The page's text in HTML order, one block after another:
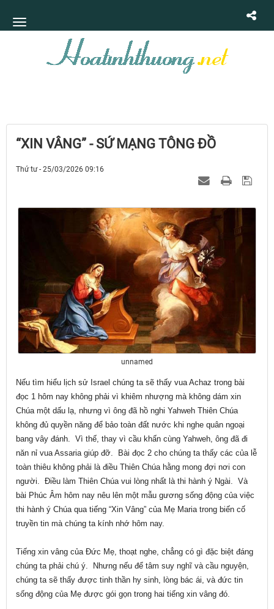
“XIN VÂNG” - SỨ MẠNG TÔNG ĐỒ
Thứ tư - 25/03/2026 09:16
unnamed
Nếu tìm hiểu lịch sử Israel chúng ta sẽ thấy vua Achaz trong bài
đọc 1 hôm nay không phải vì khiêm nhượng mà không dám xin
Chúa một dấu lạ, nhưng vì ông đã hồ nghi Yahweh Thiên Chúa
không đủ quyền năng để bảo toàn đất nước khi nghe quân ngoại
bang vây đánh. Vì thế, thay vì cầu khấn cùng Yahweh, ông đã đi
năn nỉ vua Assaria giúp đỡ. Bài đọc 2 cho chúng ta thấy các của lễ
toàn thiêu không phải là điều Thiên Chúa hằng mong đợi nơi con
người. Điều làm Thiên Chúa vui lòng nhất là thi hành ý Ngài. Và
bài Phúc Âm hôm nay nêu lên một mẫu gương sống động của việc
thi hành ý Chúa qua tiếng “Xin Vâng” của Mẹ Maria trong biến cố
truyền tin mà chúng ta kính nhớ hôm nay.
Tiếng xin vâng của Đức Mẹ, thoạt nghe, chẳng có gì đặc biệt đáng
chúng ta phải chú ý. Nhưng nếu để tâm suy nghĩ và cầu nguyện,
chúng ta sẽ thấy được tinh thần hy sinh, lòng bác ái, và đức tin
sống động của Mẹ được gói gọn trong hai tiếng xin vâng đó.